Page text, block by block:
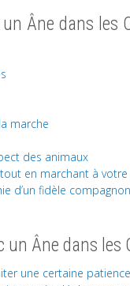
Âne dans les
marche
des animaux
en marchant à
d’un fidèle
un Âne dans les
une certaine